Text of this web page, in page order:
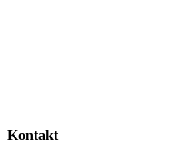
Kontakt